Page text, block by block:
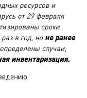
ресурсов и
от 29 февраля
сроки
в год, но не ранее
случаи,
инвентаризация.